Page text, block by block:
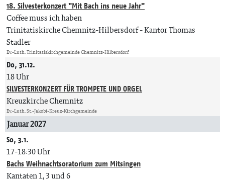
18. Silvesterkonzert "Mit Bach ins neue Jahr"
Coffee muss ich haben
Trinitatiskirche Chemnitz-Hilbersdorf Kantor Thomas
Stadler
Ev.-Luth. Trinitatiskirchgemeinde Chemnitz-Hilbersdorf
Do, 31.12.
18 Uhr
SILVESTERKONZERT FÜR TROMPETE UND ORGEL
Kreuzkirche Chemnitz
Ev.-Luth. St.-Jakobi-Kreuz-Kirchgemeinde
Januar 2027
So, 3.1.
17-18:30 Uhr
Bachs Weihnachtsoratorium zum Mitsingen
Kantaten 1, 3 und 6